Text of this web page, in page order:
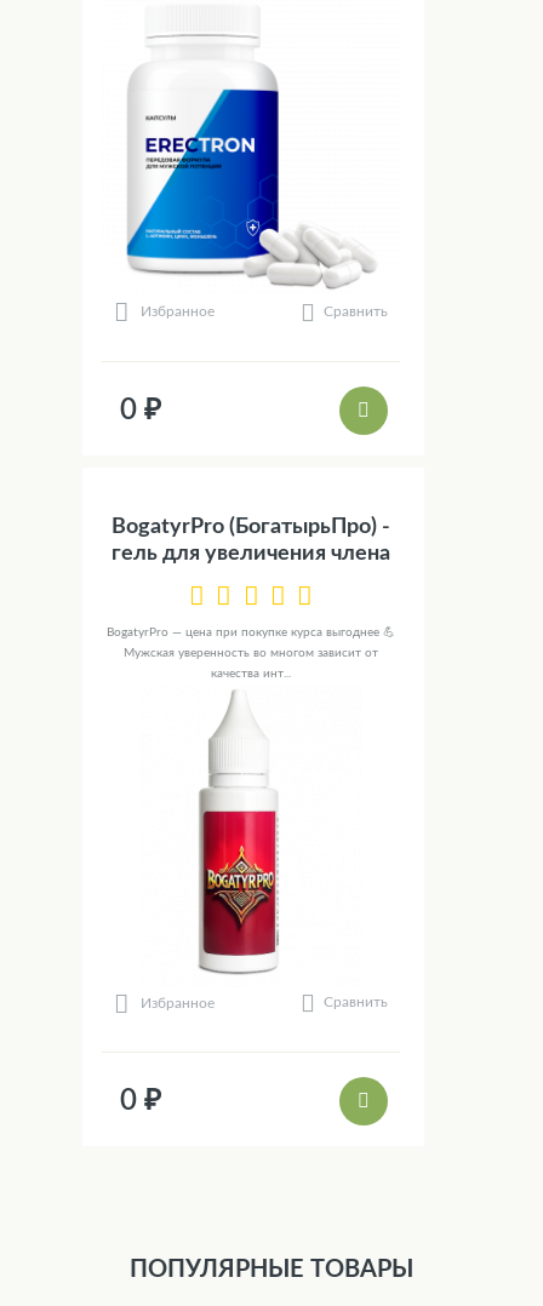
Избранное Сравнить
0 ₽
BogatyrPro (БогатырьПро) -
гель для увеличения члена
BogatyrPro — цена при покупке курса выгоднее 💪
Мужская уверенность во многом зависит от
качества инт...
Избранное Сравнить
0 ₽
ПОПУЛЯРНЫЕ ТОВАРЫ